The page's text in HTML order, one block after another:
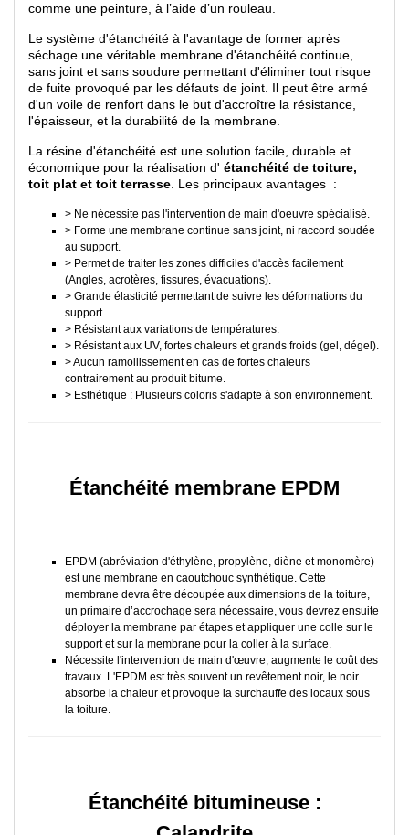
comme une peinture, à l’aide d’un rouleau.
Le système d'étanchéité à l'avantage de former après
séchage une véritable membrane d'étanchéité continue,
sans joint et sans soudure permettant d'éliminer tout risque
de fuite provoqué par les défauts de joint. Il peut être armé
d'un voile de renfort dans le but d'accroître la résistance,
l'épaisseur, et la durabilité de la membrane.
La résine d'étanchéité est une solution facile, durable et
économique pour la réalisation d' étanchéité de toiture,
toit plat et toit terrasse . Les principaux avantages :
> Ne nécessite pas l'intervention de main d'oeuvre spécialisé.
> Forme une membrane continue sans joint, ni raccord soudée
au support.
> Permet de traiter les zones difficiles d'accès facilement
(Angles, acrotères, fissures, évacuations).
> Grande élasticité permettant de suivre les déformations du
support.
> Résistant aux variations de températures.
> Résistant aux UV, fortes chaleurs et grands froids (gel, dégel).
> Aucun ramollissement en cas de fortes chaleurs
contrairement au produit bitume.
> Esthétique : Plusieurs coloris s'adapte à son environnement.
Étanchéité membrane EPDM
EPDM (abréviation d'éthylène, propylène, diène et monomère)
est une membrane en caoutchouc synthétique. Cette
membrane devra être découpée aux dimensions de la toiture,
un primaire d’accrochage sera nécessaire, vous devrez ensuite
déployer la membrane par étapes et appliquer une colle sur le
support et sur la membrane pour la coller à la surface.
Nécessite l'intervention de main d'œuvre, augmente le coût des
travaux. L'EPDM est très souvent un revêtement noir, le noir
absorbe la chaleur et provoque la surchauffe des locaux sous
la toiture.
Étanchéité bitumineuse :